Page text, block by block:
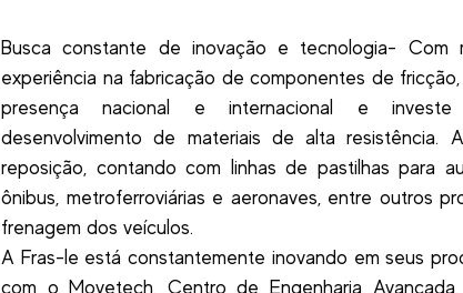
Busca constante de inovação e tecnologia- Com
experiência na fabricação de componentes de
presença nacional e internacional e investe
desenvolvimento de materiais de alta resistência.
reposição, contando com linhas de pastilhas para
ônibus, metroferroviárias e aeronaves, entre outros
frenagem dos veículos.
A Fras-le está constantemente inovando em seus
com o Movetech, Centro de Engenharia